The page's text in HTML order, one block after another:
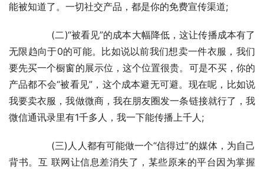
能被知道了。一切社交产品，都是你的免费宣传渠道;
无限趋向于0的可能。比如说以前我们想卖一件衣服，我们
要先买一个橱窗的展示位，这个位置很贵。可是不买，你的
产品都不会“被看见”，这个成本避无可避。现在呢，比如说
我要卖衣服，我做微商，我在朋友圈发一条链接就行了，我
微信通讯录里有1千多人，我一下能传播上千人;
背书。互 联网让信息差消失了，某些原来的平台因为掌握